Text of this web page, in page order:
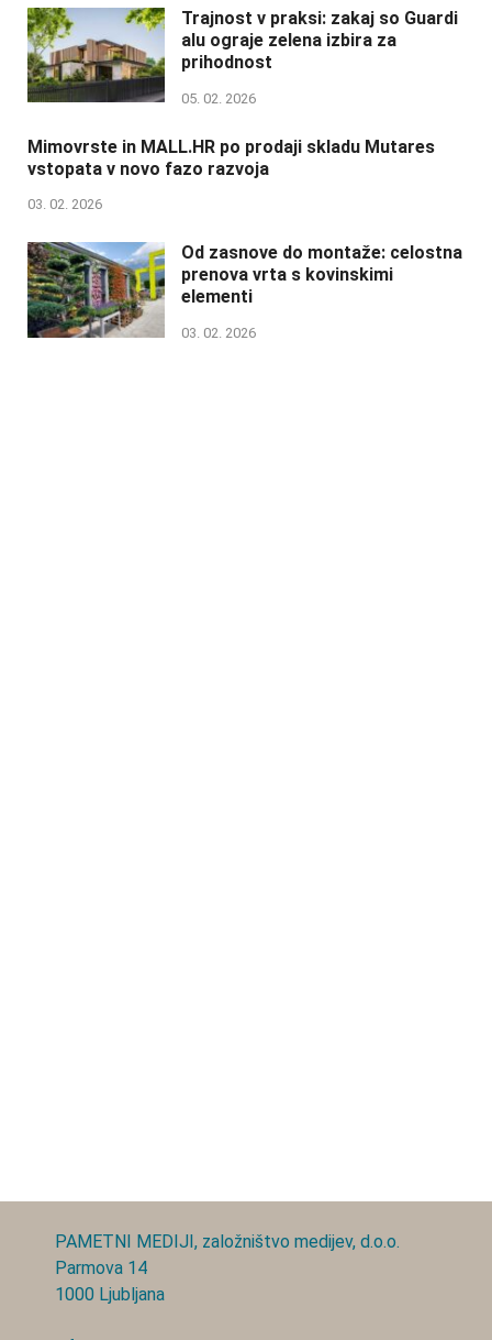
Trajnost v praksi: zakaj so Guardi
alu ograje zelena izbira za
prihodnost
05. 02. 2026
Mimovrste in MALL.HR po prodaji skladu Mutares
vstopata v novo fazo razvoja
03. 02. 2026
Od zasnove do montaže: celostna
prenova vrta s kovinskimi
elementi
03. 02. 2026
PAMETNI MEDIJI, založništvo medijev, d.o.o.
Parmova 14
1000 Ljubljana